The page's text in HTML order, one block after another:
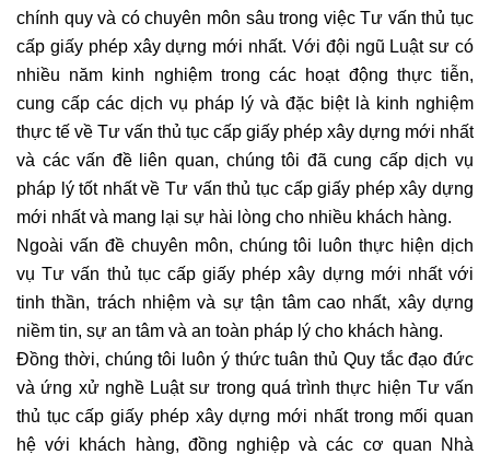
chính quy và có chuyên môn sâu trong việc Tư vấn thủ tục
cấp giấy phép xây dựng mới nhất. Với đội ngũ Luật sư có
nhiều năm kinh nghiệm trong các hoạt động thực tiễn,
cung cấp các dịch vụ pháp lý và đặc biệt là kinh nghiệm
thực tế về Tư vấn thủ tục cấp giấy phép xây dựng mới nhất
và các vấn đề liên quan, chúng tôi đã cung cấp dịch vụ
pháp lý tốt nhất về Tư vấn thủ tục cấp giấy phép xây dựng
mới nhất và mang lại sự hài lòng cho nhiều khách hàng.
Ngoài vấn đề chuyên môn, chúng tôi luôn thực hiện dịch
vụ Tư vấn thủ tục cấp giấy phép xây dựng mới nhất với
tinh thần, trách nhiệm và sự tận tâm cao nhất, xây dựng
niềm tin, sự an tâm và an toàn pháp lý cho khách hàng.
Đồng thời, chúng tôi luôn ý thức tuân thủ Quy tắc đạo đức
và ứng xử nghề Luật sư trong quá trình thực hiện Tư vấn
thủ tục cấp giấy phép xây dựng mới nhất trong mối quan
hệ với khách hàng, đồng nghiệp và các cơ quan Nhà